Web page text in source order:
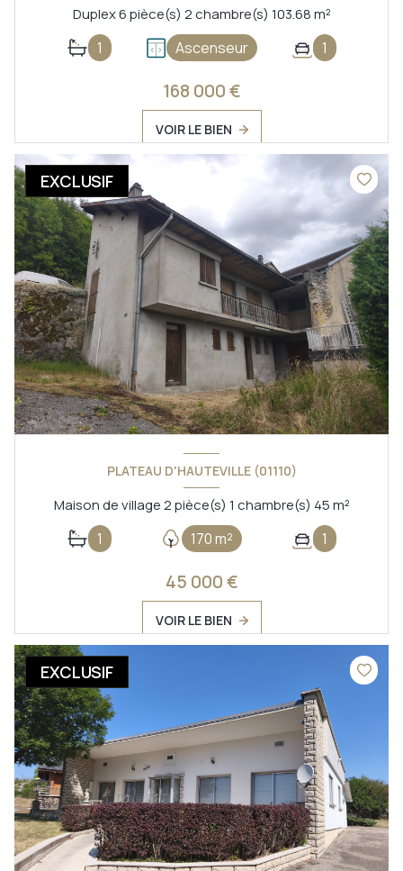
Duplex 6 pièce(s) 2 chambre(s) 103.68 m²
1 Ascenseur 1
168 000 €
VOIR LE BIEN
EXCLUSIF
PLATEAU D'HAUTEVILLE (01110)
Maison de village 2 pièce(s) 1 chambre(s) 45 m²
1 170 m² 1
45 000 €
VOIR LE BIEN
EXCLUSIF